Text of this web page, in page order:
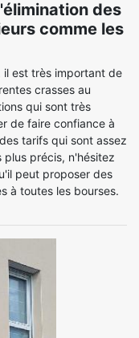
des
comme les
il est très important de
crasses au
qui sont très
de faire confiance à
tarifs qui sont assez
plus précis, n'hésitez
peut proposer des
à toutes les bourses.